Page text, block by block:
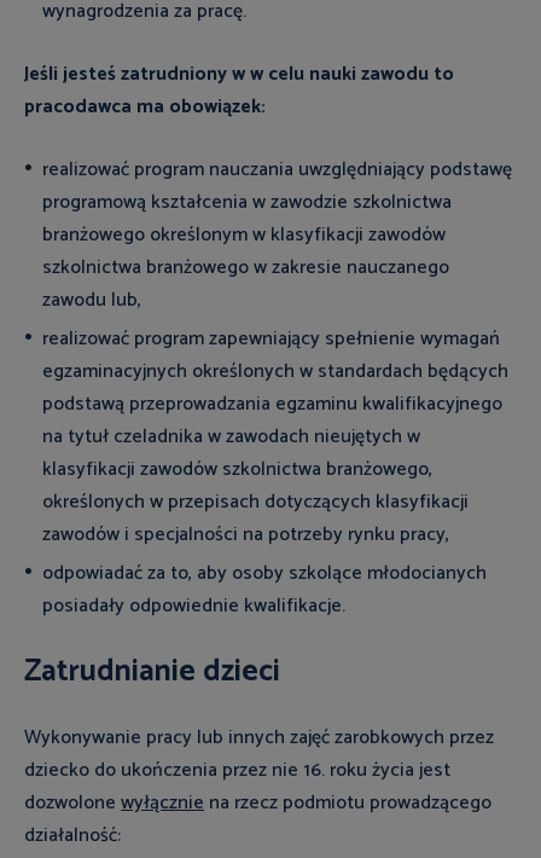
wynagrodzenia za pracę.
Jeśli jesteś zatrudniony w w celu nauki zawodu to
pracodawca ma obowiązek:
realizować program nauczania uwzględniający podstawę
programową kształcenia w zawodzie szkolnictwa
branżowego określonym w klasyfikacji zawodów
szkolnictwa branżowego w zakresie nauczanego
zawodu lub,
realizować program zapewniający spełnienie wymagań
egzaminacyjnych określonych w standardach będących
podstawą przeprowadzania egzaminu kwalifikacyjnego
na tytuł czeladnika w zawodach nieujętych w
klasyfikacji zawodów szkolnictwa branżowego,
określonych w przepisach dotyczących klasyfikacji
zawodów i specjalności na potrzeby rynku pracy,
odpowiadać za to, aby osoby szkolące młodocianych
posiadały odpowiednie kwalifikacje.
Zatrudnianie dzieci
Wykonywanie pracy lub innych zajęć zarobkowych przez
dziecko do ukończenia przez nie 16. roku życia jest
dozwolonewyłączniena rzecz podmiotu prowadzącego
działalność: